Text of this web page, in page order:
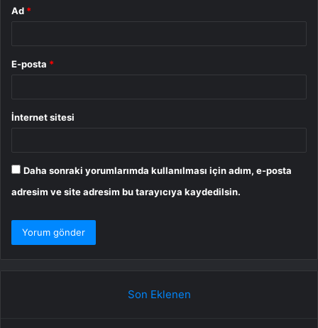
Ad *
E-posta *
İnternet sitesi
Daha sonraki yorumlarımda kullanılması için adım, e-posta
adresim ve site adresim bu tarayıcıya kaydedilsin.
Son Eklenen